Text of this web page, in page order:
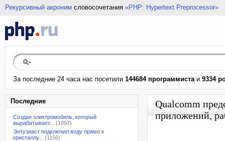
Рекурсивный акроним словосочетания «PHP: Hypertext Preprocessor»
За последние 24 часа нас посетили 144684 программистаи 9334
Последние
Создан электромобиль, который
вырабатывает...
(1097)
Энтузиаст подключил воду прямо к
кристаллу...
(1156)
Qualcomm
приложений,